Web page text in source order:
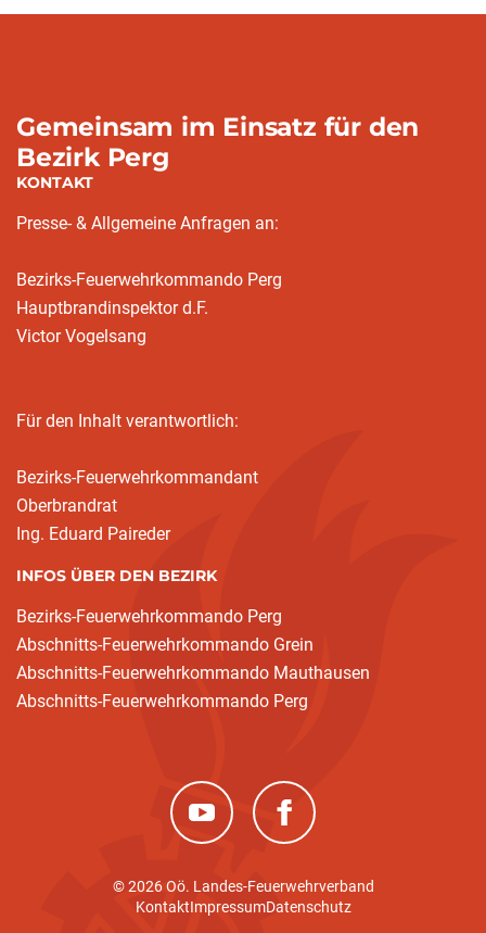
Gemeinsam im Einsatz für den
Bezirk Perg
KONTAKT
Presse- & Allgemeine Anfragen an:
Bezirks-Feuerwehrkommando Perg
Hauptbrandinspektor d.F.
Victor Vogelsang
Für den Inhalt verantwortlich:
Bezirks-Feuerwehrkommandant
Oberbrandrat
Ing. Eduard Paireder
INFOS ÜBER DEN BEZIRK
Bezirks-Feuerwehrkommando Perg
Abschnitts-Feuerwehrkommando Grein
Abschnitts-Feuerwehrkommando Mauthausen
Abschnitts-Feuerwehrkommando Perg
(neues Fenster)(neues Fenster)
© 2026 Oö. Landes-Feuerwehrverband
KontaktImpressumDatenschutz